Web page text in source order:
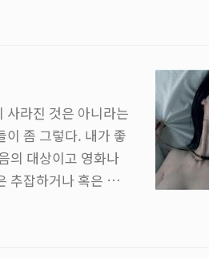
권의 임기 내내 계속
의 심판이고 경고였
사라진 것은 아니라는
이 좀 그렇다. 내가 좋
의 대상이고 영화나
추잡하거나 혹은 측
면 아래의 맥주 광